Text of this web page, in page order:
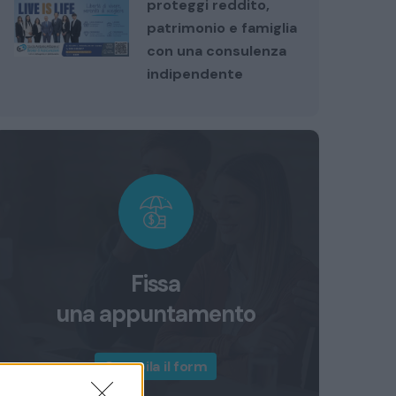
proteggi reddito,
patrimonio e famiglia
con una consulenza
indipendente
Fissa
una appuntamento
Compila il form